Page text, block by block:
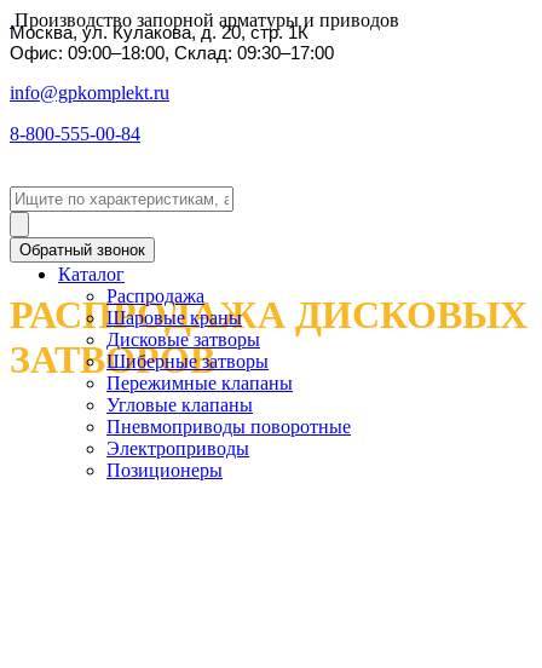
Производство запорной арматуры и приводов
Москва, ул. Кулакова, д. 20, стр. 1К
Офис: 09:00–18:00, Склад: 09:30–17:00
info@gpkomplekt.ru
8-800-555-00-84
Обратный звонок
РАСПРОДАЖА ДИСКОВЫХ
ЗАТВОРОВ
Каталог
Распродажа
Шаровые краны
Дисковые затворы
Шиберные затворы
Пережимные клапаны
Угловые клапаны
Пневмоприводы поворотные
Электроприводы
Позиционеры